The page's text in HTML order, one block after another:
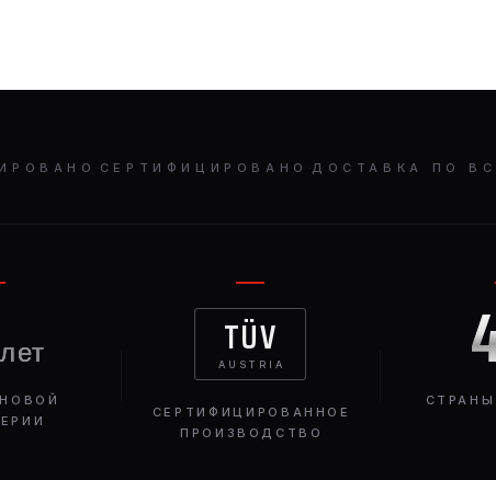
·СЕРТИФИЦИРОВАНО ·ДОСТАВКА ПО
лет TÜV
AUSTRIA
СЕРТИФИЦИРОВАННОЕ
ПРОИЗВОДСТВО